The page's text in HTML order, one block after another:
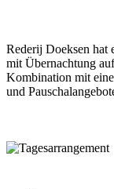
Rederij Doeksen hat
mit Übernachtung
Kombination mit
und